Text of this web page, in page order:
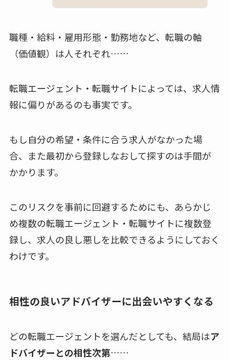
職種・給料・雇用形態・勤務地など、転職の軸
（価値観）は人それぞれ……
転職エージェント・転職サイトによっては、求人情
報に偏りがあるのも事実です。
もし自分の希望・条件に合う求人がなかった場
合、また最初から登録しなおして探すのは手間が
かかります。
このリスクを事前に回避するためにも、あらかじ
め複数の転職エージェント・転職サイトに複数登
録し、求人の良し悪しを比較できるようにしておく
わけです。
相性の良いアドバイザーに出会いやすくなる
どの転職エージェントを選んだとしても、結局はア
ドバイザーとの相性次第……